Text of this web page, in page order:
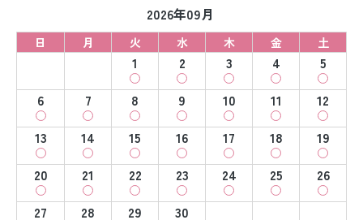
2026年09月
日 月 火 水 木 金 土
1 2 3 4
5
6
7 8 9 10 11
12
13
14 15 16 17 18
19
20
21 22 23 24 25
26
27
28 29 30